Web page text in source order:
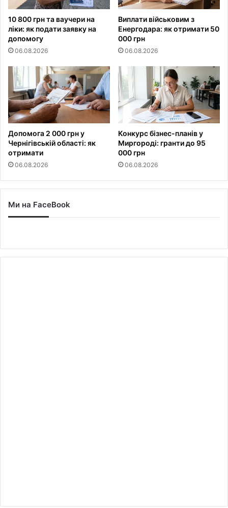
10 800 грн та ваучери на
ліки: як подати заявку на
допомогу
06.08.2026
Виплати військовим з
Енергодара: як отримати 50
000 грн
06.08.2026
Допомога 2 000 грн у
Чернігівській області: як
отримати
06.08.2026
Конкурс бізнес-планів у
Миргороді: гранти до 95
000 грн
06.08.2026
Ми на FaceBook